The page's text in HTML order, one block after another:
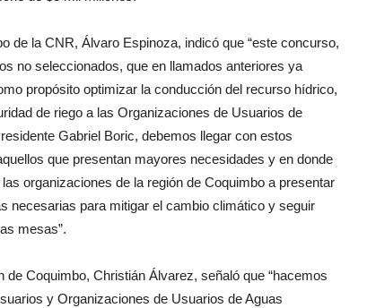
de la CNR, Álvaro Espinoza, indicó que “este concurso,
no seleccionados, que en llamados anteriores ya
propósito optimizar la conducción del recurso hídrico,
de riego a las Organizaciones de Usuarios de
Gabriel Boric, debemos llegar con estos
que presentan mayores necesidades y en donde
organizaciones de la región de Coquimbo a presentar
necesarias para mitigar el cambio climático y seguir
mesas”.
Coquimbo, Christián Álvarez, señaló que “hacemos
y Organizaciones de Usuarios de Aguas